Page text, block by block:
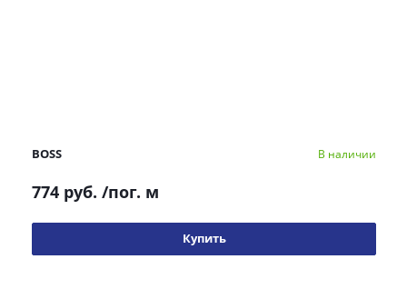
BOSS В наличии
774 руб. /пог. м
Купить